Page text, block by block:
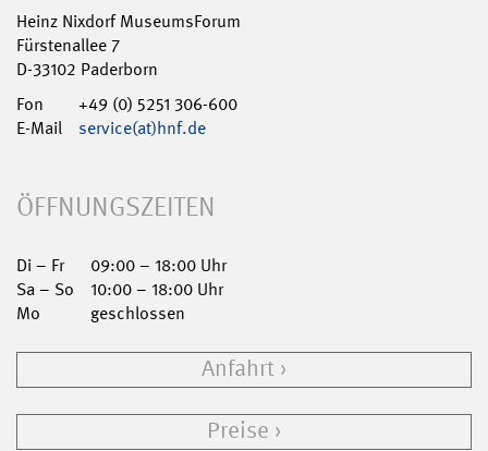
Heinz Nixdorf MuseumsForum
Fürstenallee 7
D-33102 Paderborn
Fon
+49 (0) 5251 306-600
E-Mail
service(at)hnf.de
ÖFFNUNGSZEITEN
Di – Fr
09:00 – 18:00 Uhr
Sa – So
10:00 – 18:00 Uhr
Mo
geschlossen
Anfahrt
Preise